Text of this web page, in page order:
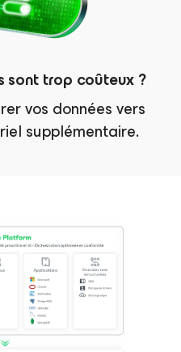
sont trop coûteux ?
vos données vers
supplémentaire.